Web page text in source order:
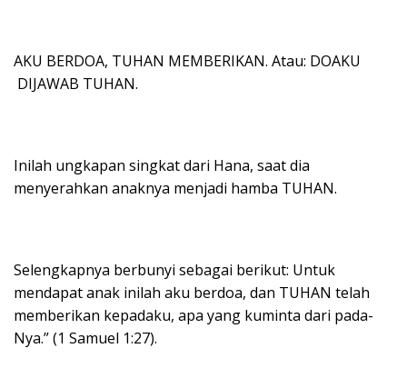
AKU BERDOA, TUHAN MEMBERIKAN. Atau: DOAKU
DIJAWAB TUHAN.
Inilah ungkapan singkat dari Hana, saat dia
menyerahkan anaknya menjadi hamba TUHAN.
Selengkapnya berbunyi sebagai berikut: Untuk
mendapat anak inilah aku berdoa, dan TUHAN telah
memberikan kepadaku, apa yang kuminta dari pada-
Nya.” (1 Samuel 1:27).